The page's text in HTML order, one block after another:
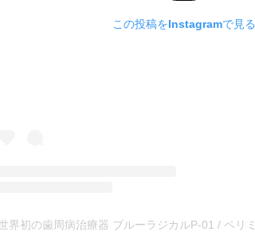
この投稿をInstagramで見る